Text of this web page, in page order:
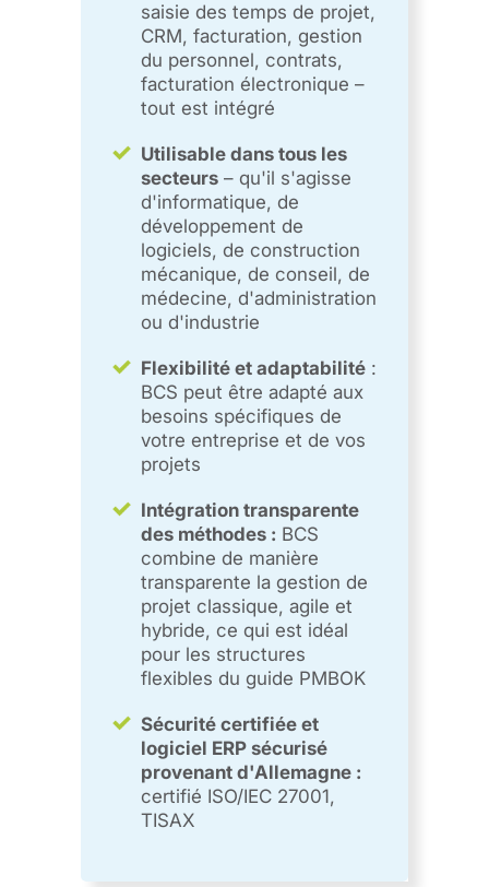
saisie des temps de projet,
CRM, facturation, gestion
du personnel, contrats,
facturation électronique –
tout est intégré
Utilisable dans tous les
secteurs – qu'il s'agisse
d'informatique, de
développement de
logiciels, de construction
mécanique, de conseil, de
médecine, d'administration
ou d'industrie
Flexibilité et adaptabilité :
BCS peut être adapté aux
besoins spécifiques de
votre entreprise et de vos
projets
Intégration transparente
des méthodes : BCS
combine de manière
transparente la gestion de
projet classique, agile et
hybride, ce qui est idéal
pour les structures
flexibles du guide PMBOK
Sécurité certifiée et
logiciel ERP sécurisé
provenant d'Allemagne :
certifié ISO/IEC 27001,
TISAX